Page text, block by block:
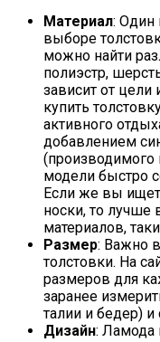
Материал: Один
выборе
можно найти
полиэстр,
зависит от цели
купить
активного
добавлением
модели быстро
Если же вы
носки, то лучше
материалов,
Размер: Важно
толстовки. На
размеров для
заранее
талии и бедер) и
Дизайн: Ламода